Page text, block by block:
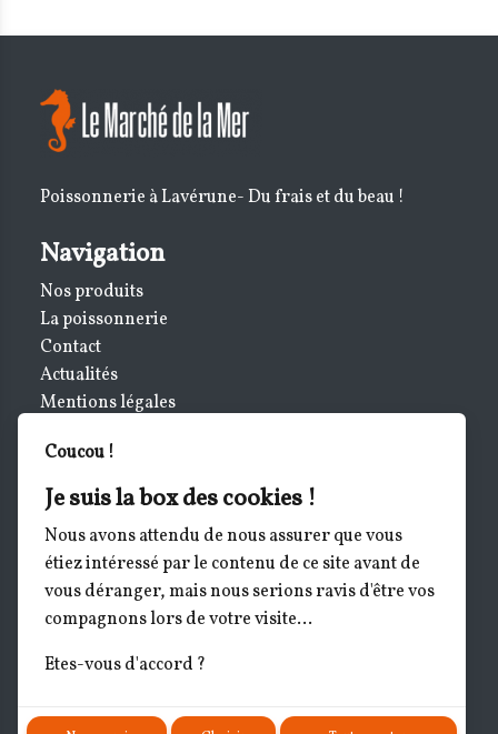
Poissonnerie à Lavérune- Du frais et du beau !
Navigation
Nos produits
La poissonnerie
Contact
Actualités
Mentions légales
Informations
Le Marché de la Mer- Poissonnerie
Le marché de la mer -Poissonnerie
2 Av. du Château
34880 Lavérune
Tél :06.34.09.85.23
Coucou !
Je suis la box des cookies !
Nous avons attendu de nous assurer que vous
étiez intéressé par le contenu de ce site avant de
vous déranger, mais nous serions ravis d'être vos
compagnons lors de votre visite...
Etes-vous d'accord ?